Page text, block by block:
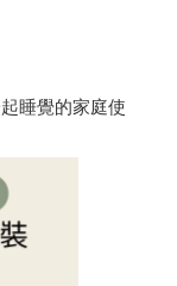
睡覺的家庭使